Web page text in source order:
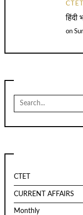
CTET
हिंदी
on
Search
for:
CTET
CURRENT AFFAIRS
Monthly